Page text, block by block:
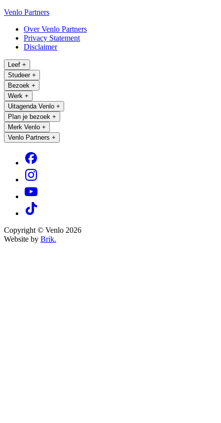
Venlo Partners
Over Venlo Partners
Privacy Statement
Disclaimer
Leef +
Studeer +
Bezoek +
Werk +
Uitagenda Venlo +
Plan je bezoek +
Merk Venlo +
Venlo Partners +
Copyright © Venlo 2026
Website by Brik.